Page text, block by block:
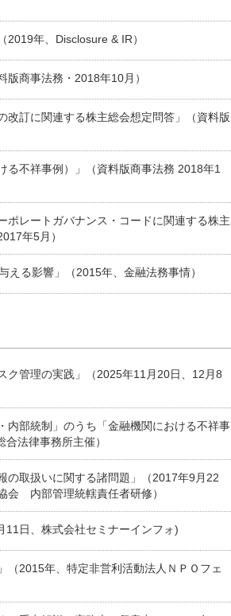
2019年、Disclosure & IR）
版商事法務・2018年10月）
改訂に関連する株主総会想定問答」（資料版
る不祥事例）」（資料版商事法務 2018年1
ポレートガバナンス・コードに関連する株主
年5月）
える影響」（2015年、金融法務事情）
ク管理の実践」（2025年11月20日、12月8
内部統制」のうち「金融機関における不祥事
法律事務所主催）
の取扱いに関する諸問題」（2017年9月22
会 内部管理統轄責任者研修）
11日、株式会社セミナーインフォ)
（2015年、特定非営利活動法人ＮＰＯフェ